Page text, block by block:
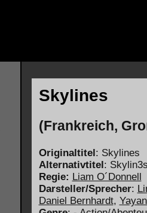
Skylines
(Frankreich,
Originaltitel : Skylines
Alternativtitel :
Regie: Liam O´Donnell
Darsteller/Sprecher:
Daniel Bernhardt,